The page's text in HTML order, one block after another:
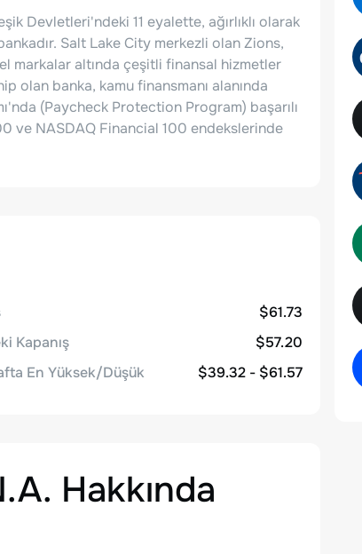
Devletleri'ndeki 11 eyalette, ağırlıklı olarak
Salt Lake City merkezli olan Zions,
markalar altında çeşitli finansal hizmetler
olan banka, kamu finansmanı alanında
(Paycheck Protection Program) başarılı
ve NASDAQ Financial 100 endekslerinde
$61.73
Kapanış
$57.20
En Yüksek/Düşük
$39.32 - $61.57
Hakkında